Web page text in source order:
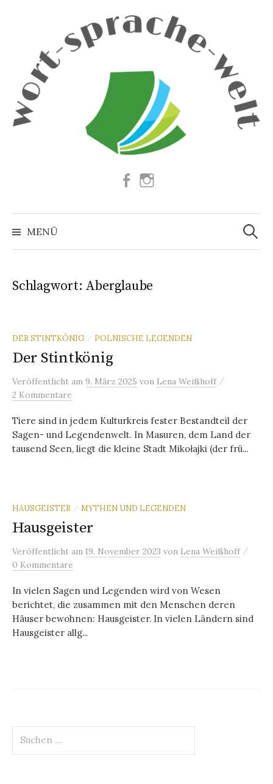
Facebook
MENÜ
Suchen
nach:
Schlagwort: Aberglaube
DER STINTKÖNIG / POLNISCHE LEGENDEN
Der Stintkönig
Veröffentlicht am 9. März 2025 von Lena Weißhoff /
2 Kommentare
Tiere sind in jedem Kulturkreis fester Bestandteil der
Sagen- und Legendenwelt. In Masuren, dem Land der
tausend Seen, liegt die kleine Stadt Mikołajki (der frü...
HAUSGEISTER / MYTHEN UND LEGENDEN
Hausgeister
Veröffentlicht am 19. November 2023 von Lena Weißhoff /
0 Kommentare
In vielen Sagen und Legenden wird von Wesen
berichtet, die zusammen mit den Menschen deren
Häuser bewohnen: Hausgeister. In vielen Ländern sind
Hausgeister allg...
nach: